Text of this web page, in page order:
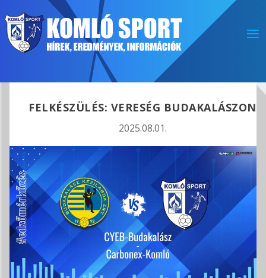
FELKÉSZÜLÉS: VERESÉG BUDAKALÁSZON
2025.08.01.